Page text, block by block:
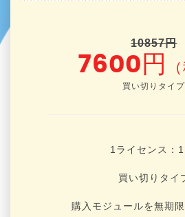
10857円
7600円
買い切りタイプ
1ライセンス：1
買い切りタイ
購入モジュールを無期